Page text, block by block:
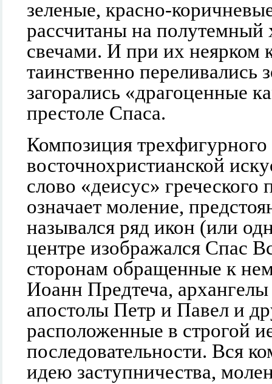
зеленые, красно-
рассчитаны на
свечами. И при их неярком
таинственно переливались
загорались «драгоценные
престоле Спаса.
Композиция
восточнохристианской
слово «деисус»
означает моление,
назывался ряд икон (или
центре изображался Спас
сторонам обращенные к
Иоанн Предтеча,
апостолы Петр и Павел и
расположенные в строгой
последовательности. Вся
идею заступничества,